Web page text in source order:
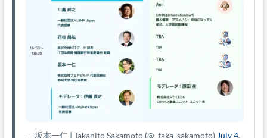
— 坂本一仁 | Takahito Sakamoto (@_taka_sakamoto) July 4,